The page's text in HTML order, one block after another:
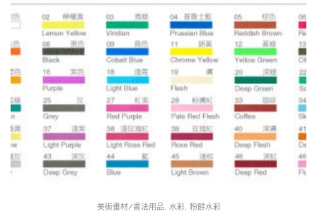
美術畫材/書法用品 水彩, 粉餅水彩